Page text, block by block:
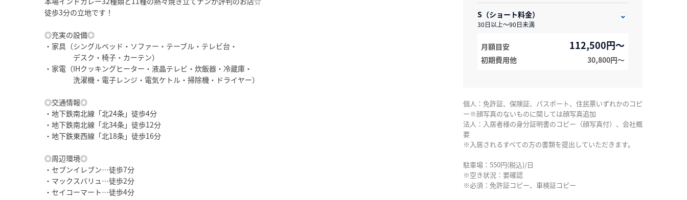
徒歩3分の立地です！
◎充実の設備◎
・家具（シングルベッド・ソファー・テーブル・テレビ台・
デスク・椅子・カーテン）
・家電（IHクッキングヒーター・液晶テレビ・炊飯器・冷蔵庫・
洗濯機・電子レンジ・電気ケトル・掃除機・ドライヤー）
◎交通情報◎
・地下鉄南北線「北24条」徒歩4分
・地下鉄南北線「北34条」徒歩12分
・地下鉄東西線「北18条」徒歩16分
◎周辺環境◎
・セブンイレブン…徒歩7分
・マックスバリュ…徒歩2分
・セイコーマート…徒歩4分
S（ショート料金）
30日以上～90日未満
月額目安 112,500円～
初期費用他 30,800円〜
個人：免許証、保険証、パスポート、住民票いずれかのコピ
ー※顔写真のないものに関しては顔写真追加
法人：入居者様の身分証明書のコピー（顔写真付）、会社概
要
※入居されるすべての方の書類を提出していただきます。
駐車場：550円(税込)/日
※空き状況：要確認
※必須：免許証コピー、車検証コピー